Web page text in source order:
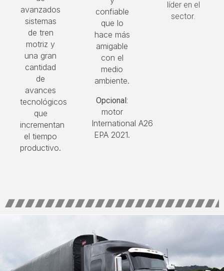
avanzados
sistemas
de tren
motriz y
una gran
cantidad
de
avances
tecnológicos
que
incrementan
el tiempo
productivo.
confiable
que lo
hace más
amigable
con el
medio
ambiente.
Opcional:
motor
International A26
EPA 2021.
líder en el
sector.